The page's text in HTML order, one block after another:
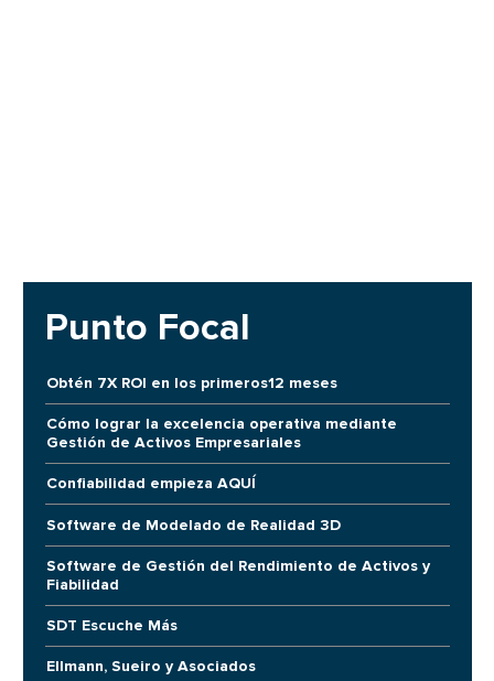
Punto Focal
Obtén 7X ROI en los primeros12 meses
Cómo lograr la excelencia operativa mediante
Gestión de Activos Empresariales
Confiabilidad empieza AQUÍ
Software de Modelado de Realidad 3D
Software de Gestión del Rendimiento de Activos y
Fiabilidad
SDT Escuche Más
Ellmann, Sueiro y Asociados